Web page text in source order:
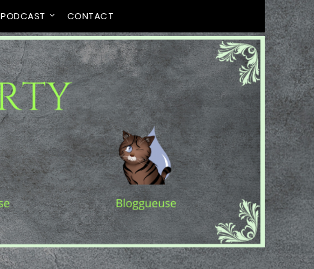
PODCAST CONTACT